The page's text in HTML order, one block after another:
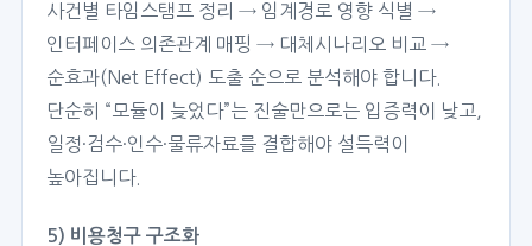
사건별 타임스탬프 정리 → 임계경로 영향 식별 →
인터페이스 의존관계 매핑 → 대체시나리오 비교 →
순효과(Net Effect) 도출 순으로 분석해야 합니다.
단순히 “모듈이 늦었다”는 진술만으로는 입증력이 낮고,
일정·검수·인수·물류자료를 결합해야 설득력이
높아집니다.
5) 비용청구 구조화